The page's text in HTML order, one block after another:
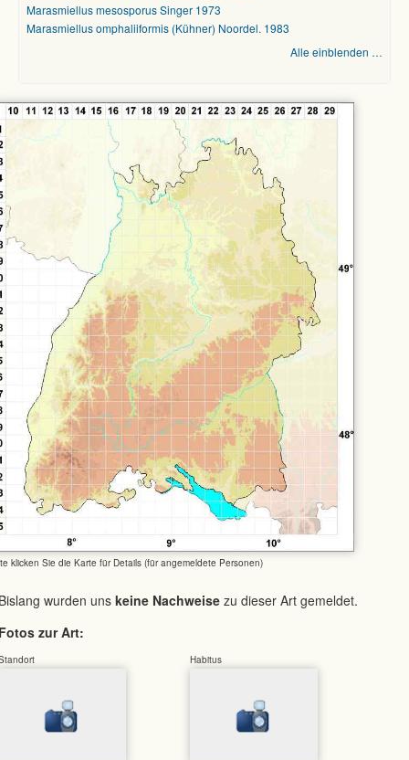
Marasmiellus mesosporus Singer 1973
Marasmiellus omphaliiformis (Kühner) Noordel. 1983
Alle einblenden …
klicken Sie die Karte für Details (für angemeldete Personen)
wurden uns keine Nachweise zu dieser Art gemeldet.
zur Art:
Habitus